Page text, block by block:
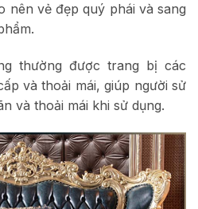
nên vẻ đẹp quý phái và sang
thường được trang bị các
và thoải mái, giúp người sử
và thoải mái khi sử dụng.